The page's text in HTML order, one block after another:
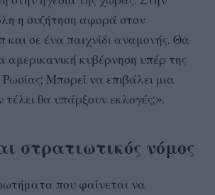
η συζήτηση αφορά στον
σε ένα παιχνίδι αναμονής. Θα
αμερικανική κυβέρνηση υπέρ της
Μπορεί να επιβάλει μια
τέλει θα υπάρξουν εκλογές;».
στρατιωτικός νόμος
που φαίνεται να